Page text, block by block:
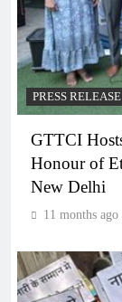
PRESS RELEASE
GTTCI
Honour of
New Delhi
11 months ago